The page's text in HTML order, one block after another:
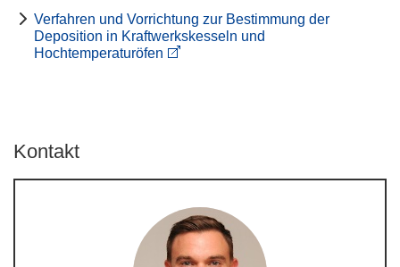
Verfahren und Vorrichtung zur Bestimmung der
Deposition in Kraftwerkskesseln und
Hochtemperaturöfen
Kontakt